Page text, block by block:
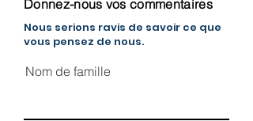
Donnez-nous vos commentaires
Nous serions ravis de savoir ce que
vous pensez de nous.
Nom de famille